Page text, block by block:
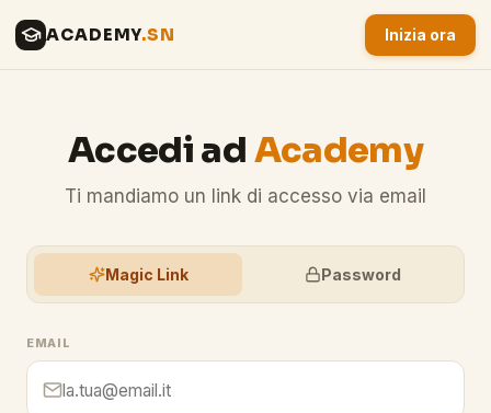
ACADEMY.SN Inizia ora
Accedi ad Academy
Ti mandiamo un link di accesso via email
Magic Link Password
EMAIL